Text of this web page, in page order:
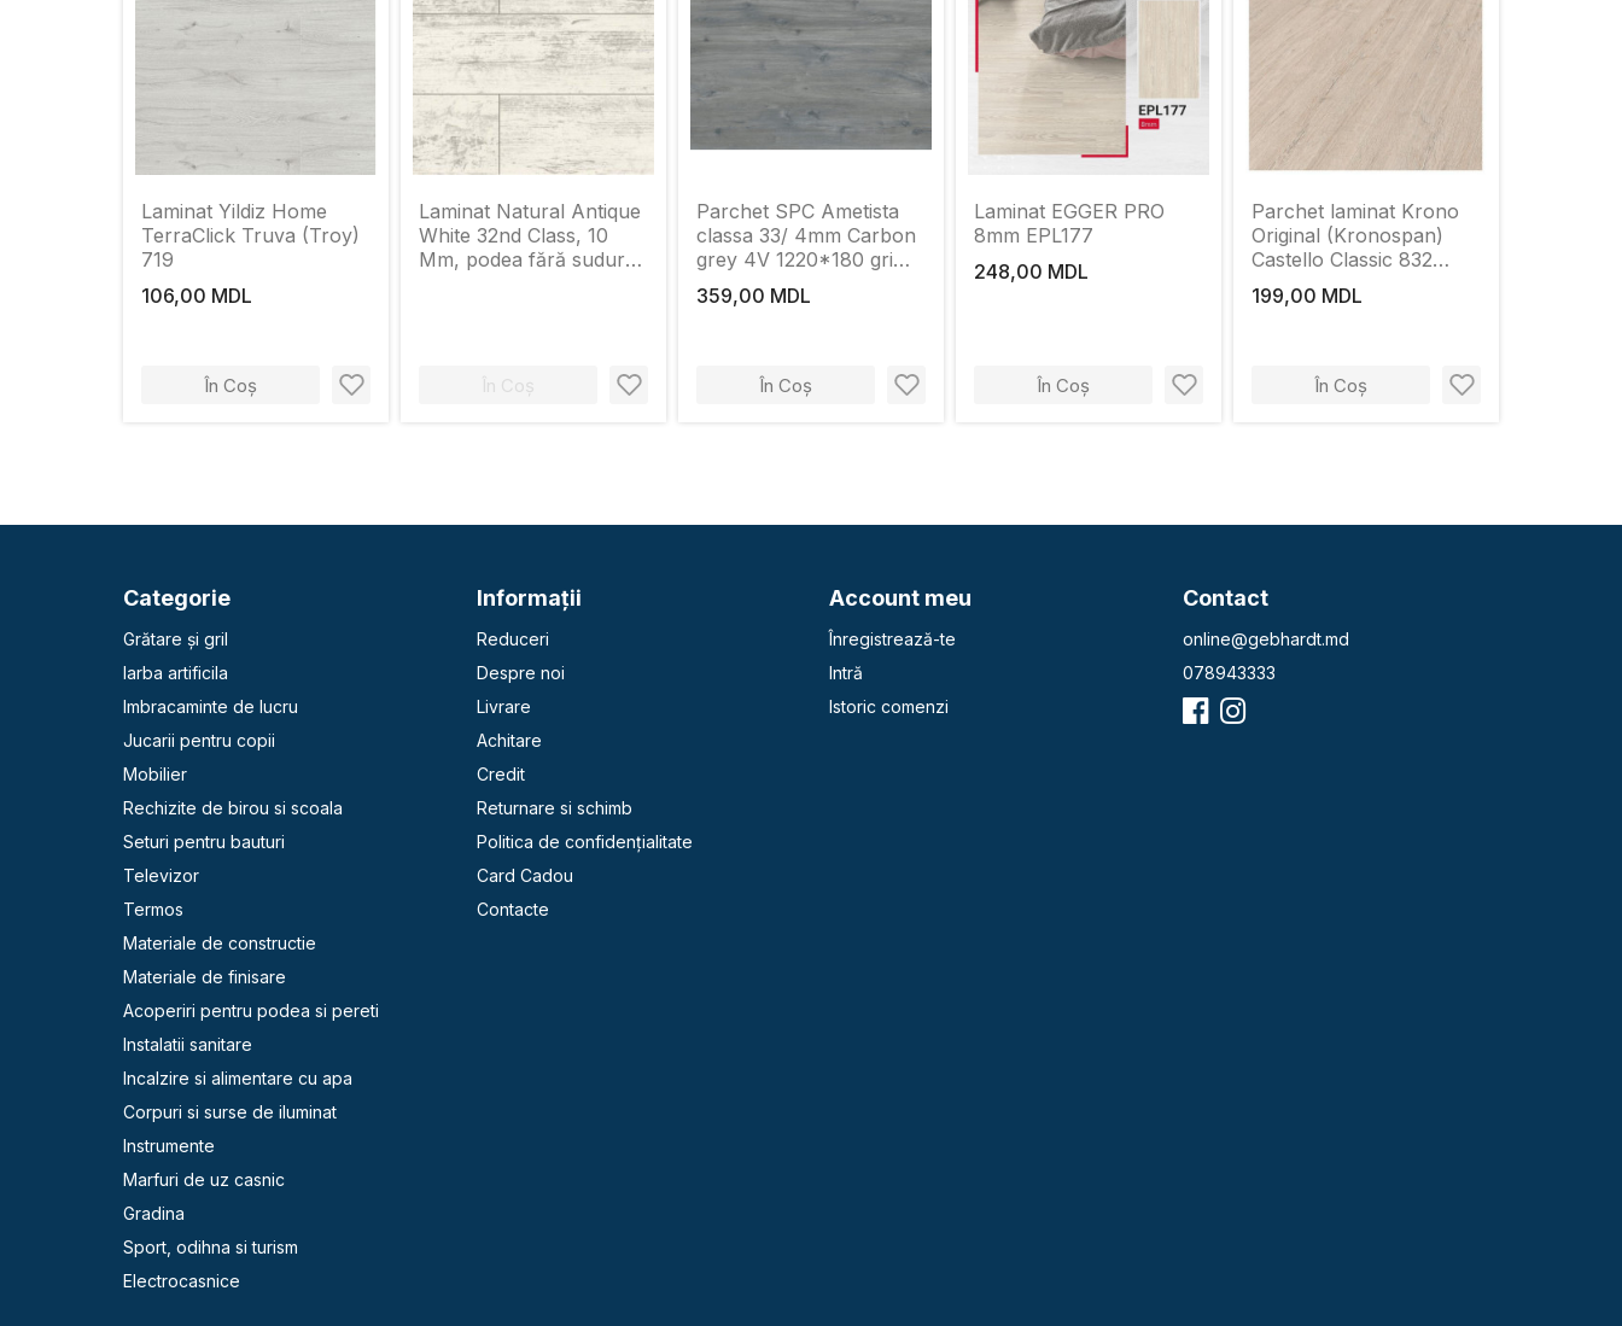
Laminat Yildiz Home
TerraClick Truva (Troy)
719
106,00 MDL
În Coș
Laminat Natural Antique
White 32nd Class, 10
Mm, podea fără sudură
În Coș
Parchet SPC Ametista
classa 33/ 4mm Carbon
grey 4V 1220*180 gri
inchis
359,00 MDL
În Coș
Laminat EGGER PRO
8mm EPL177
248,00 MDL
În Coș
Parchet laminat Krono
Original (Kronospan)
Castello Classic 832
5529 Oak Oregon
199,00 MDL
În Coș
Categorie
Grătare și gril
Iarba artificila
Imbracaminte de lucru
Jucarii pentru copii
Mobilier
Rechizite de birou si scoala
Seturi pentru bauturi
Televizor
Termos
Materiale de constructie
Materiale de finisare
Acoperiri pentru podea si pereti
Instalatii sanitare
Incalzire si alimentare cu apa
Corpuri si surse de iluminat
Instrumente
Marfuri de uz casnic
Gradina
Sport, odihna si turism
Electrocasnice
Informaţii
Reduceri
Despre noi
Livrare
Achitare
Credit
Returnare si schimb
Politica de confidențialitate
Card Cadou
Contacte
Account meu
Înregistrează-te
Intră
Istoric comenzi
Contact
online@gebhardt.md
078943333